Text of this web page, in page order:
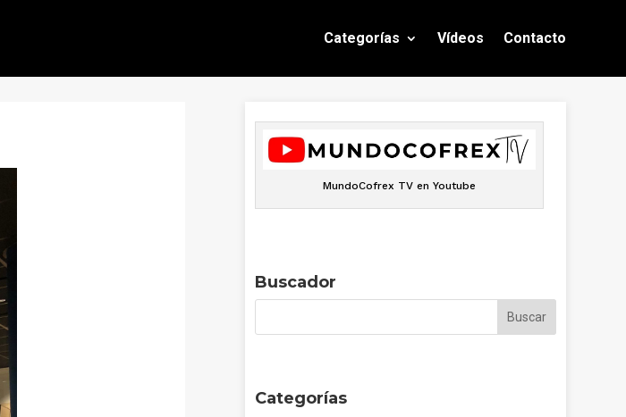
Categorías Vídeos Contacto
MundoCofrex TV en Youtube
Buscador
Categorías